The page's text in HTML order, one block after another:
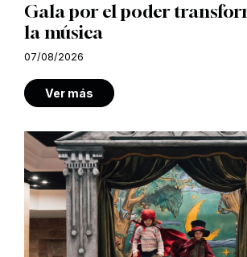
Gala por el poder
la música
07/08/2026
Ver más